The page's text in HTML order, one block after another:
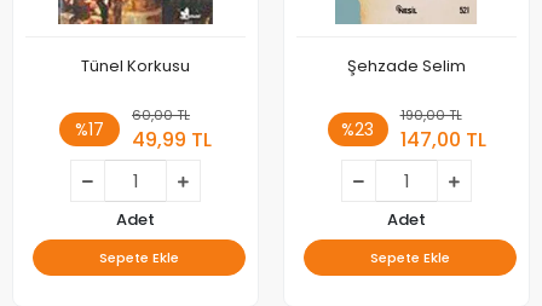
Tünel Korkusu
%17
60,00 TL
49,99 TL
Adet
Sepete Ekle
Şehzade Selim
%23
190,00 TL
147,00 TL
Adet
Sepete Ekle